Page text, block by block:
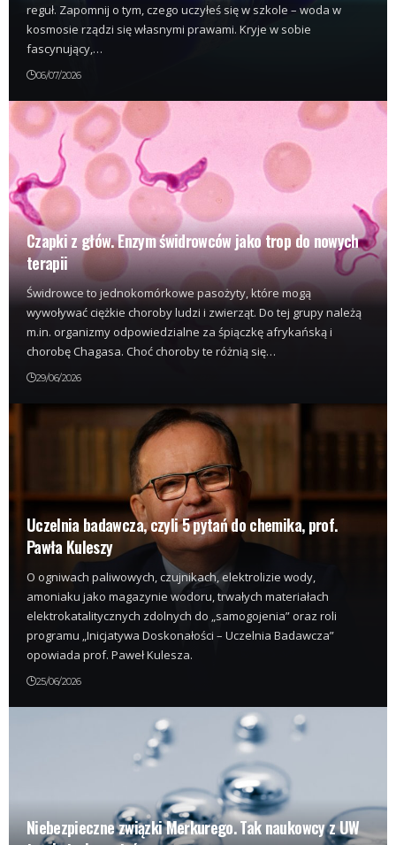
reguł. Zapomnij o tym, czego uczyłeś się w szkole – woda w
kosmosie rządzi się własnymi prawami. Kryje w sobie
fascynujący,…
06/07/2026
Czapki z głów. Enzym świdrowców jako trop do nowych
terapii
Świdrowce to jednokomórkowe pasożyty, które mogą
wywoływać ciężkie choroby ludzi i zwierząt. Do tej grupy należą
m.in. organizmy odpowiedzialne za śpiączkę afrykańską i
chorobę Chagasa. Choć choroby te różnią się…
29/06/2026
Uczelnia badawcza, czyli 5 pytań do chemika, prof.
Pawła Kuleszy
O ogniwach paliwowych, czujnikach, elektrolizie wody,
amoniaku jako magazynie wodoru, trwałych materiałach
elektrokatalitycznych zdolnych do „samogojenia” oraz roli
programu „Inicjatywa Doskonałości – Uczelnia Badawcza”
opowiada prof. Paweł Kulesza.
25/06/2026
Niebezpieczne związki Merkurego. Tak naukowcy z UW